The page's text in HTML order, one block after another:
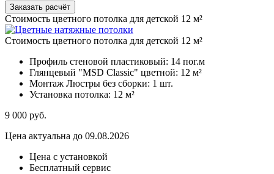
Заказать расчёт
Стоимость цветного потолка для детской 12 м²
Стоимость цветного потолка для детской 12 м²
Профиль стеновой пластиковый: 14 пог.м
Глянцевый "MSD Classic" цветной: 12 м²
Монтаж Люстры без сборки: 1 шт.
Установка потолка: 12 м²
9 000 руб.
Цена актуальна до 09.08.2026
Цена с установкой
Бесплатный сервис